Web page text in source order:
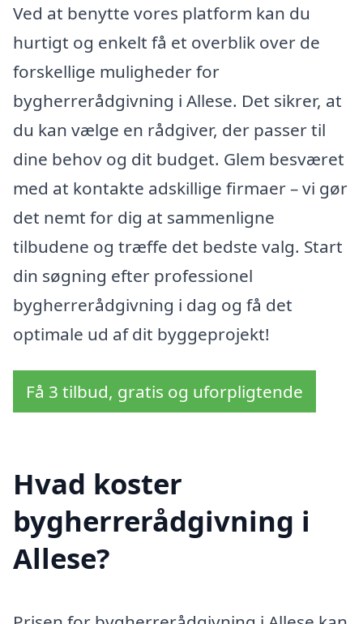
Ved at benytte vores platform kan du
hurtigt og enkelt få et overblik over de
forskellige muligheder for
bygherrerådgivning i Allese. Det sikrer, at
du kan vælge en rådgiver, der passer til
dine behov og dit budget. Glem besværet
med at kontakte adskillige firmaer – vi gør
det nemt for dig at sammenligne
tilbudene og træffe det bedste valg. Start
din søgning efter professionel
bygherrerådgivning i dag og få det
optimale ud af dit byggeprojekt!
Få 3 tilbud, gratis og uforpligtende
Hvad koster
bygherrerådgivning i
Allese?